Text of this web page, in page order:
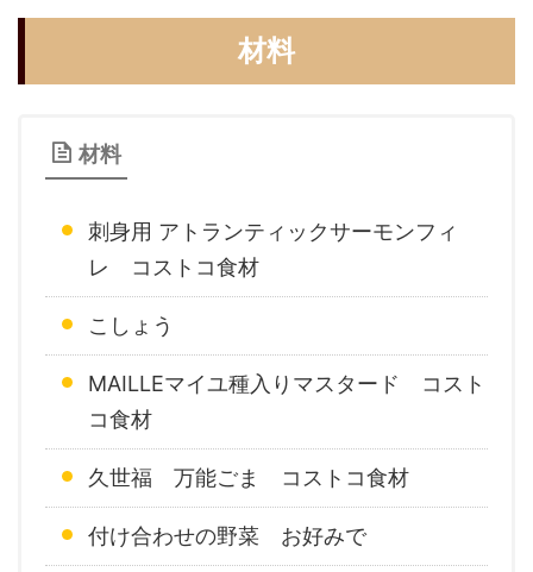
材料
材料
刺身用 アトランティックサーモンフィ
レ コストコ食材
こしょう
MAILLEマイユ種入りマスタード コスト
コ食材
久世福 万能ごま コストコ食材
付け合わせの野菜 お好みで